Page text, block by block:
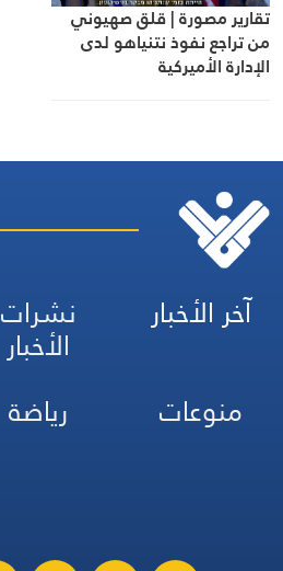
تقارير مصورة | قلق صهيوني
من تراجع نفوذ نتنياهو لدى
الإدارة الأميركية
آخر الأخبار نشرات
الأخبار
منوعات
رياضة